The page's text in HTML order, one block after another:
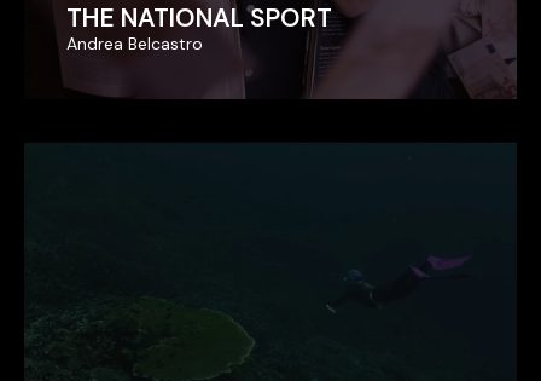
THE NATIONAL SPORT
Andrea Belcastro
THE NATIONAL SPORT
Andrea Belcastro